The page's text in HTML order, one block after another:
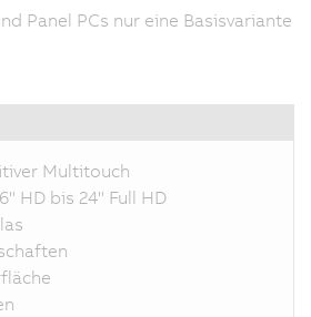
Panel PCs nur eine Basisvariante
Multitouch
HD bis 24" Full HD